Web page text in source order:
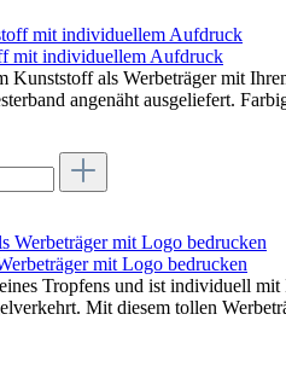
mit individuellem Aufdruck
Kunststoff als Werbeträger mit
angenäht ausgeliefert.
mit Logo bedrucken
Tropfens und ist individuell
Mit diesem tollen